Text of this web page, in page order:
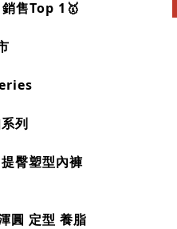
售Top 1🥇
列
臀塑型內褲
圓 定型 養脂